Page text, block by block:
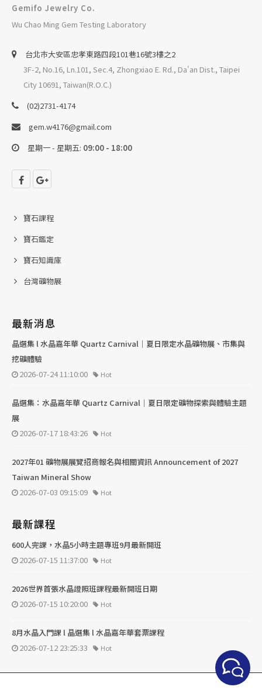
Gemifo Jewelry Co.
Wu Chao Ming Gem Testing Laboratory
台北巿大安區忠孝東路四段101巷16號3樓之2
3F-2, No.16, Ln.101, Sec.4, Zhongxiao E. Rd., Da'an Dist., Taipei
City 10691, Taiwan(R.O.C.)
(02)2731-4174
gem.w4176@gmail.com
星期一 - 星期五: 09:00 - 18:00
寶石課程
寶石鑑定
寶石知識庫
台灣礦物展
最新消息
晶選集 l 水晶嘉年華 Quartz Carnival｜夏日限定水晶礦物展、市集與
挖礦體驗
2026-07-24 11:10:00
Hot
晶選集：水晶嘉年華 Quartz Carnival｜夏日限定礦物探索與體驗主題
展
2026-07-17 18:43:26
Hot
2027年01 礦物展展覽招商報名與相關資訊 Announcement of 2027
Taiwan Mineral Show
2026-07-03 09:15:09
Hot
最新課程
600人完課，水晶5小時主題專班9月最新開班
2026-07-15 11:37:00
Hot
2026世界首張水晶證照班課程最新開班日期
2026-07-15 10:20:00
Hot
8月水晶入門課 l 晶選集 l 水晶嘉年華套票課程
2026-07-12 23:25:33
Hot